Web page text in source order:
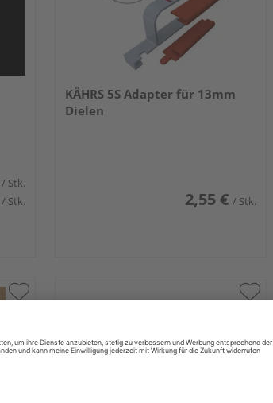
/ Stk.
/ Stk.
KÄHRS 5S Adapter für 13mm
Dielen
2,55 € / Stk.